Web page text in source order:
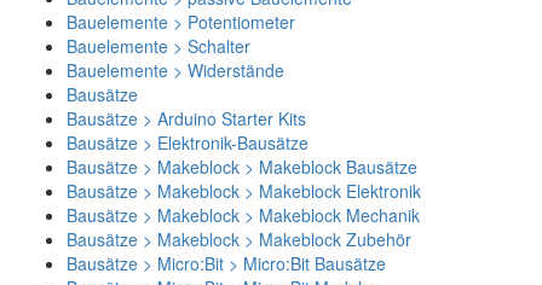
Bauelemente > Potentiometer
Bauelemente > Schalter
Bauelemente > Widerstände
Bausätze
Bausätze > Arduino Starter Kits
Bausätze > Elektronik-Bausätze
Bausätze > Makeblock > Makeblock Bausätze
Bausätze > Makeblock > Makeblock Elektronik
Bausätze > Makeblock > Makeblock Mechanik
Bausätze > Makeblock > Makeblock Zubehör
Bausätze > Micro:Bit > Micro:Bit Bausätze